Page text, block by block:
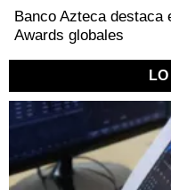
Banco Azteca
Awards globales